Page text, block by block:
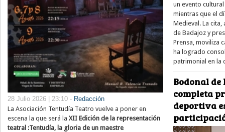
28 Julio 2026 | 23:10 - Redacción
La Asociación Tentudía Teatro vuelve a poner en
escena la que será la XII Edición de la representación
teatral :Tentudía, la gloria de un maestre
un evento
mientras que el
Medieval. La
de Badajoz y
Prensa, moviliza
ha logrado
patrimonial en la
Bodonal
completa
deportiva